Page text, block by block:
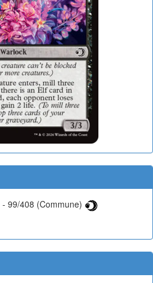
- 99/408 (Commune)